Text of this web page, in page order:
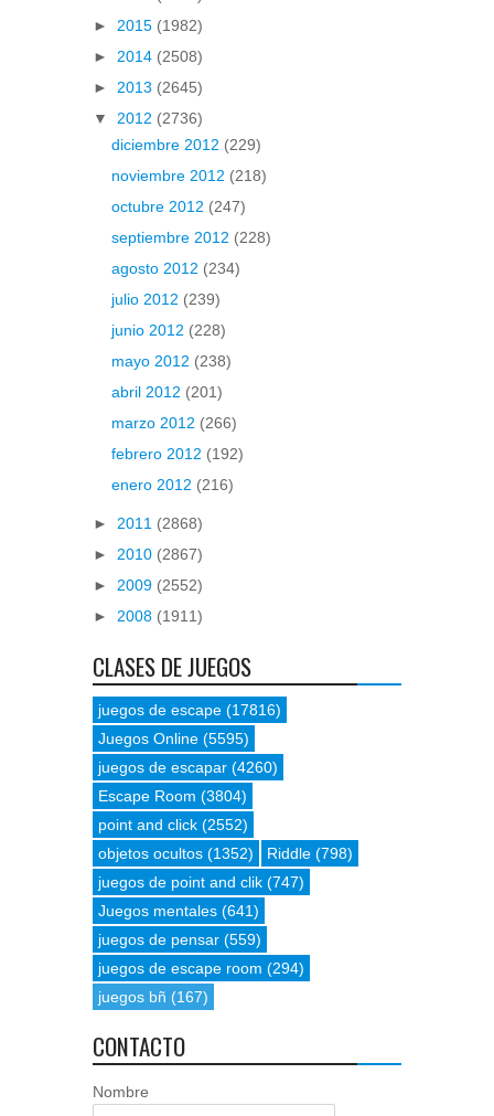
► 2015 (1982)
► 2014 (2508)
► 2013 (2645)
▼ 2012 (2736)
diciembre 2012 (229)
noviembre 2012 (218)
octubre 2012 (247)
septiembre 2012 (228)
agosto 2012 (234)
julio 2012 (239)
junio 2012 (228)
mayo 2012 (238)
abril 2012 (201)
marzo 2012 (266)
febrero 2012 (192)
enero 2012 (216)
► 2011 (2868)
► 2010 (2867)
► 2009 (2552)
► 2008 (1911)
CLASES DE JUEGOS
juegos de escape (17816)
Juegos Online (5595)
juegos de escapar (4260)
Escape Room (3804)
point and click (2552)
objetos ocultos (1352) Riddle (798)
juegos de point and clik (747)
Juegos mentales (641)
juegos de pensar (559)
juegos de escape room (294)
juegos bñ (167)
CONTACTO
Nombre